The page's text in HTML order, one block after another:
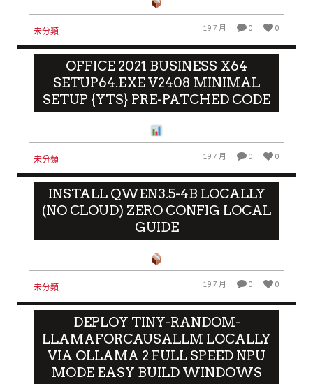
未分類 19 7 月 0 0
OFFICE 2021 BUSINESS X64
SETUP64.EXE V2408 MINIMAL
SETUP {YTS} PRE-PATCHED CODE
未分類 19 7 月 0 0
INSTALL QWEN3.5-4B LOCALLY
(NO CLOUD) ZERO CONFIG LOCAL
GUIDE
未分類 19 7 月 0 0
DEPLOY TINY-RANDOM-
LLAMAFORCAUSALLM LOCALLY
VIA OLLAMA 2 FULL SPEED NPU
MODE EASY BUILD WINDOWS